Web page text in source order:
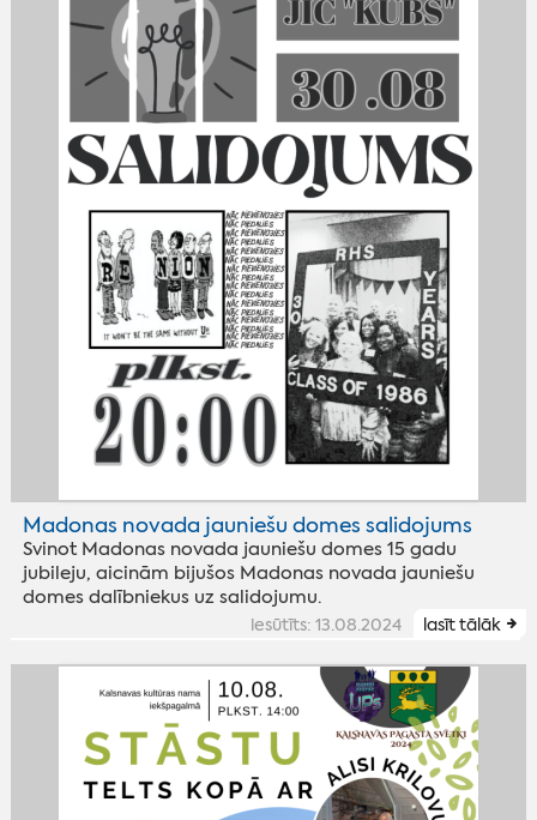
Madonas novada jauniešu domes salidojums
Svinot Madonas novada jauniešu domes 15 gadu
jubileju, aicinām bijušos Madonas novada jauniešu
domes dalībniekus uz salidojumu.
iesūtīts: 13.08.2024 lasīt tālāk